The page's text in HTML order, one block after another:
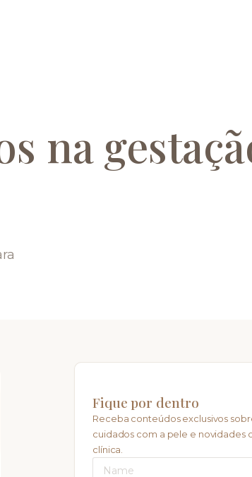
na
Fique por dentro
Receba conteúdos exclusivos
cuidados com a pele e novidades
clínica.